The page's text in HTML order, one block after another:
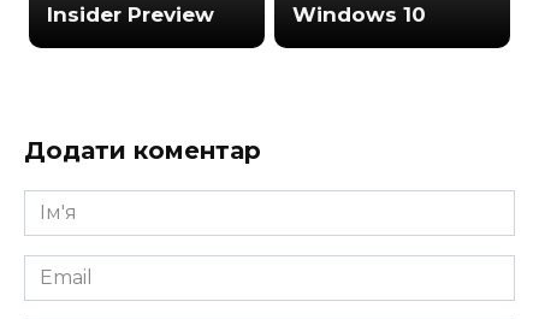
Insider Preview
Windows 10
Додати коментар
Ім'я
*
Email
*